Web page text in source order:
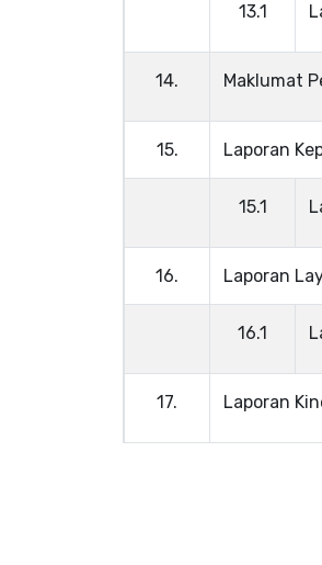
13.1
14. Maklumat
15. Laporan
15.1
16. Laporan
16.1
17. Laporan